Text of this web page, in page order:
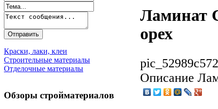
Краски, лаки, клеи
Строительные материалы
Отделочные материалы
Обзоры стройматериалов
Ламинат
орех
Описание